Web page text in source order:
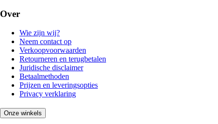
Over
Wie zijn wij?
Neem contact op
Verkoopvoorwaarden
Retourneren en terugbetalen
Juridische disclaimer
Betaalmethoden
Prijzen en leveringsopties
Privacy verklaring
Onze winkels